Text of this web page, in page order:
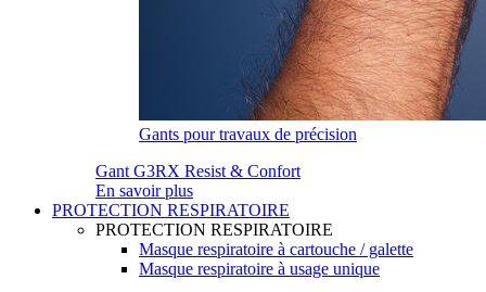
Gants pour travaux de précision
Gant G3RX Resist & Confort
En savoir plus
PROTECTION RESPIRATOIRE
PROTECTION RESPIRATOIRE
Masque respiratoire à cartouche / galette
Masque respiratoire à usage unique